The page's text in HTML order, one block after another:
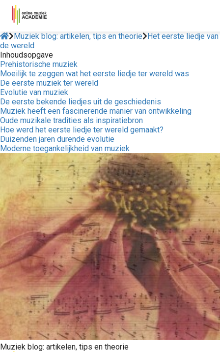
Muziek blog: artikelen, tips en theorie
Het eerste liedje van
de wereld
Inhoudsopgave
Prehistorische muziek
Moeilijk te zeggen wat het eerste liedje ter wereld was
De eerste muziek ter wereld
Evolutie van muziek
De eerste bekende liedjes uit de geschiedenis
Muziek heeft een fascinerende manier van ontwikkeling
Oude muzikale tradities als inspiratiebron
Hoe werd het eerste liedje ter wereld gemaakt?
Duizenden jaren durende evolutie
Moderne toegankelijkheid van muziek
Muziek blog: artikelen, tips en theorie